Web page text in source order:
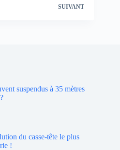
SUIVANT
suspendus à 35 mètres
du casse-tête le plus
!